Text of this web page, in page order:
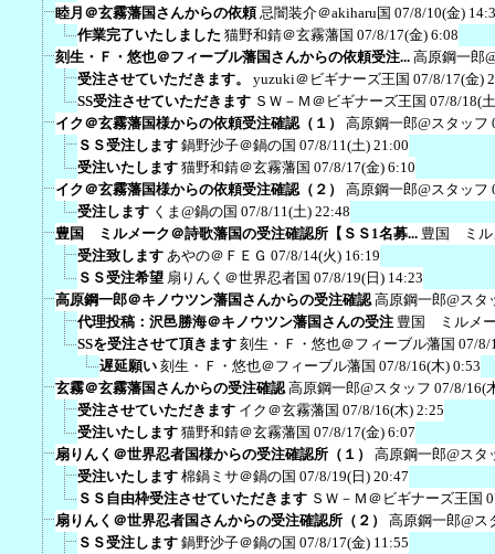
睦月＠玄霧藩国さんからの依頼 忌闇装介＠akiharu国 07/8/10(金)
作業完了いたしました 猫野和錆＠玄霧藩国 07/8/17(金) 6:08
刻生・Ｆ・悠也＠フィーブル藩国さんからの依頼受注... 高原鋼一郎
受注させていただきます。
yuzuki＠ビギナーズ王国 07/8/17(金)
SS受注させていただきます ＳＷ－Ｍ＠ビギナーズ王国 07/8/18(
イク＠玄霧藩国様からの依頼受注確認（１）
高原鋼一郎@スタッフ
ＳＳ受注します 鍋野沙子＠鍋の国 07/8/11(土) 21:00
受注いたします 猫野和錆＠玄霧藩国 07/8/17(金) 6:10
イク＠玄霧藩国様からの依頼受注確認（２）
高原鋼一郎@スタッフ
受注します くま@鍋の国 07/8/11(土) 22:48
豊国 ミルメーク＠詩歌藩国の受注確認所【ＳＳ1名募... 豊国 ミル
受注致します あやの＠ＦＥＧ 07/8/14(火) 16:19
ＳＳ受注希望 扇りんく＠世界忍者国 07/8/19(日) 14:23
高原鋼一郎＠キノウツン藩国さんからの受注確認 高原鋼一郎@スタ
代理投稿：沢邑勝海＠キノウツン藩国さんの受注 豊国 ミルメ
SSを受注させて頂きます 刻生・Ｆ・悠也＠フィーブル藩国 07/8/
遅延願い 刻生・Ｆ・悠也＠フィーブル藩国 07/8/16(木) 0:53
玄霧＠玄霧藩国さんからの受注確認 高原鋼一郎@スタッフ 07/8/16(
受注させていただきます イク＠玄霧藩国 07/8/16(木) 2:25
受注いたします 猫野和錆＠玄霧藩国 07/8/17(金) 6:07
扇りんく＠世界忍者国様からの受注確認所（１）
高原鋼一郎@スタ
受注いたします 棉鍋ミサ＠鍋の国 07/8/19(日) 20:47
ＳＳ自由枠受注させていただきます ＳＷ－Ｍ＠ビギナーズ王国
扇りんく＠世界忍者国さんからの受注確認所（２）
高原鋼一郎@ス
ＳＳ受注します 鍋野沙子＠鍋の国 07/8/17(金) 11:55